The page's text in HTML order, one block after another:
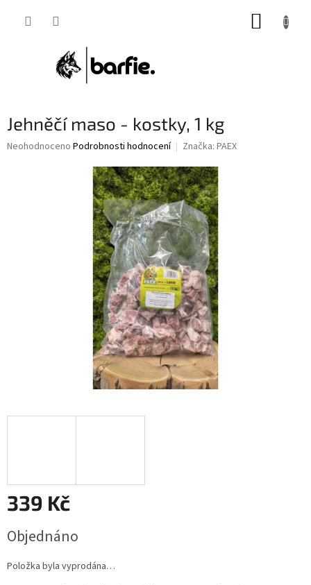
Jehněčí maso - kostky, 1 kg
Průměrné
Neohodnoceno Podrobnosti hodnocení Značka: PAEX
339 Kč
cena:
Objednáno
Položka byla vyprodána…